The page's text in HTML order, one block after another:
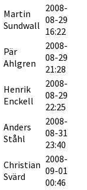
Martin
Sundwall
2008-
08-29
16:22
Pär
Ahlgren
2008-
08-29
21:28
Henrik
Enckell
2008-
08-29
22:25
Anders
Ståhl
2008-
08-31
23:40
Christian
Svärd
2008-
09-01
00:46